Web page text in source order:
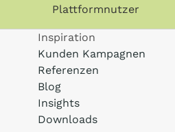
Plattformnutzer
Inspiration
Kunden Kampagnen
Referenzen
Blog
Insights
Downloads